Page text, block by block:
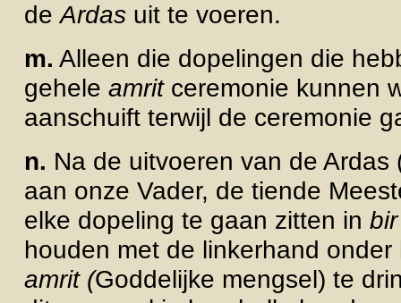
deArdas uit te voeren.
m. Alleen die dopelingen die
gehele amritceremonie kunnen
aanschuift terwijl de ceremonie
n. Na de uitvoeren van de
aan onze Vader, de tiende
elke dopeling te gaan zitten in bir
houden met de linkerhand
amrit (Goddelijke mengsel) te